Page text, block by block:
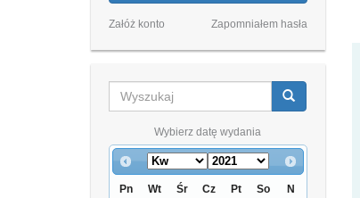
Załóż konto Zapomniałem hasła
Wybierz datę wydania
Pn Wt Śr Cz Pt So
N